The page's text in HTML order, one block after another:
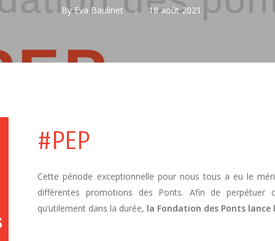
By Eva Baulinet 18 août 2021
#PEP
Cette période exceptionnelle pour nous tous a eu le
différentes promotions des Ponts. Afin de perpétuer
qu’utilement dans la durée, la Fondation des Ponts lance